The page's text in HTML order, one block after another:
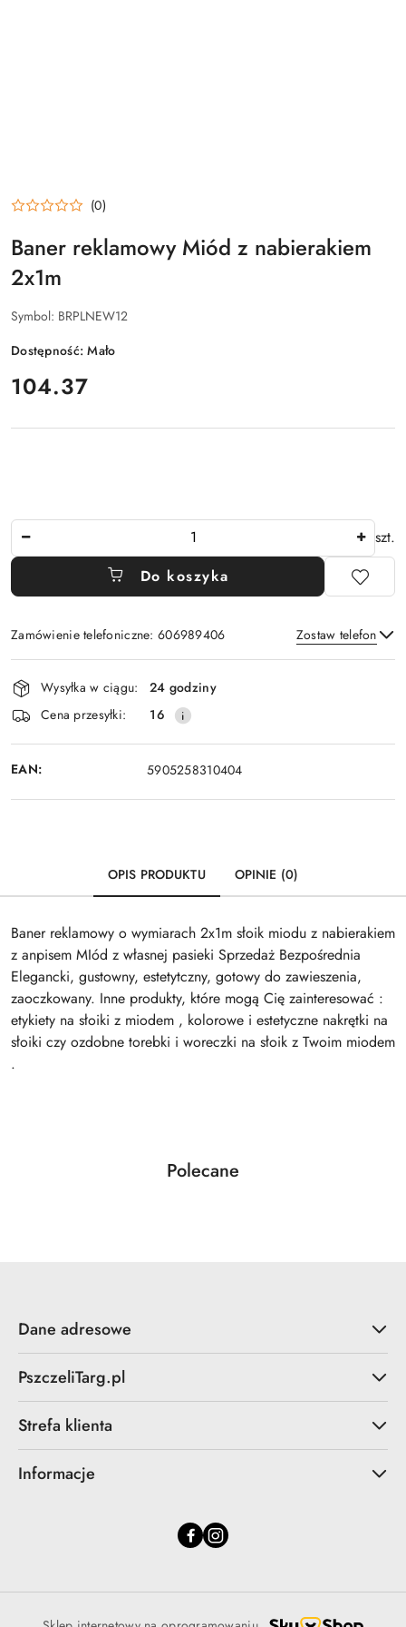
(0)
Baner reklamowy Miód z nabierakiem
2x1m
Symbol: BRPLNEW12
Dostępność:Mało
cena:
104.37
szt.
Do koszyka
Zamówienie telefoniczne: 606989406 Zostaw telefon
Wyślij
Dostępność
i
dostawa
Wysyłka w ciągu:
24 godziny
Cena przesyłki:
16
EAN: 5905258310404
OPIS PRODUKTU OPINIE (0)
Baner reklamowy o wymiarach 2x1m słoik miodu z nabierakiem
z anpisem MIód z własnej pasieki Sprzedaż Bezpośrednia
Elegancki, gustowny, estetytczny, gotowy do zawieszenia,
zaoczkowany. Inne produkty, które mogą Cię zainteresować :
etykiety na słoiki z miodem , kolorowe i estetyczne nakrętki na
słoiki czy ozdobne torebki i woreczki na słoik z Twoim miodem
.
Pomiń karuzelę produktów
Produkty
Polecane
Dane adresowe
PszczeliTarg.pl
Strefa klienta
Informacje